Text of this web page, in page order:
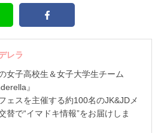
レラ
女子高校生＆女子大学生チーム
』
ェスを主催する約100名のJK&JDメ
替で“イマドキ情報”をお届けしま